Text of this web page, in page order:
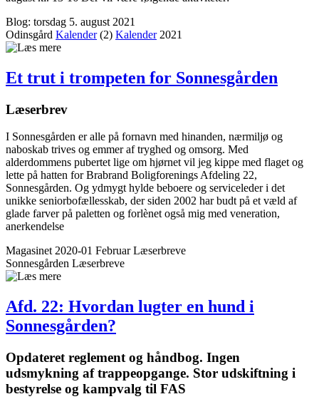
Blog: torsdag 5. august 2021
Odinsgård Kalender (2) Kalender2021
Et trut i trompeten for Sonnes­gården
Læserbrev
I Sonnesgården er alle på fornavn med hinanden, nærmiljø og
naboskab trives og emmer af tryghed og omsorg. Med
alderdommens pubertet lige om hjørnet vil jeg kippe med flaget og
lette på hatten for Brabrand Boligforenings Afdeling 22,
Sonnesgården. Og ydmygt hylde beboere og serviceleder i det
unikke seniorbofællesskab, der siden 2002 har budt på et væld af
glade farver på paletten og forlènet også mig med veneration,
anerkendelse
Magasinet 2020-01 Februar Læserbreve
Sonnesgården Læser­breve
Afd. 22: Hvordan lugter en hund i
Sonnes­gården?
Opdateret reglement og håndbog. Ingen
udsmykning af trappeopgange. Stor udskiftning i
bestyrelse og kampvalg til FAS